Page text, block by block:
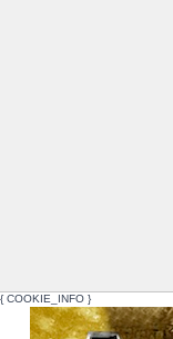
{ COOKIE_INFO }